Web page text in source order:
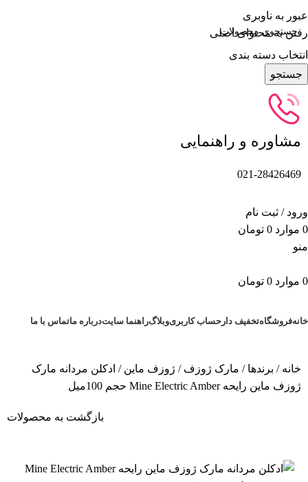
عبور به ناوبری
رفتن به محتوای اصلی
انتخاب دسته بندی
جستجو
مشاوره و راهنمایی
021-28426469
ورود / ثبت نام
0 موارد 0 تومان
منو
0 موارد 0 تومان
خانهفروشگاهتخفیف دار حساب کاربریوبلاگراهنما سایتدرباره ماتماس با ما
خانه برندها مارک ژوزف ژوزف ماین
ادکلن مردانه مارک
ژوزف ماین رایحه Mine Electric Amber حجم 100میل
بازگشت به محصولات